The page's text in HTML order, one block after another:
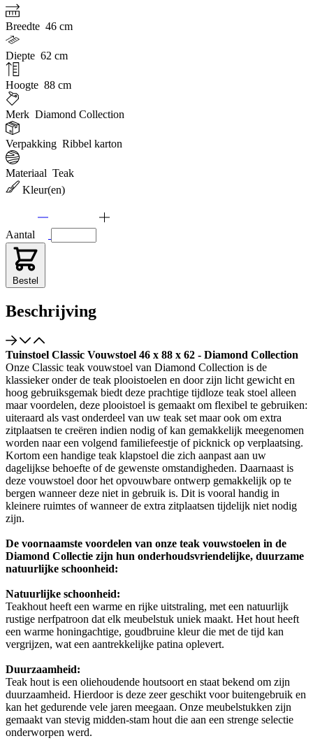
Breedte 46 cm
Diepte 62 cm
Hoogte 88 cm
Merk Diamond Collection
Verpakking Ribbel karton
Materiaal Teak
Kleur(en)
Aantal
Bestel
Beschrijving
Tuinstoel Classic Vouwstoel 46 x 88 x 62 - Diamond Collection
Onze Classic teak vouwstoel van Diamond Collection is de
klassieker onder de teak plooistoelen en door zijn licht gewicht en
hoog gebruiksgemak biedt deze prachtige tijdloze teak stoel alleen
maar voordelen, deze plooistoel is gemaakt om flexibel te gebruiken:
uiteraard als vast onderdeel van uw teak set maar ook om extra
zitplaatsen te creëren indien nodig of kan gemakkelijk meegenomen
worden naar een volgend familiefeestje of picknick op verplaatsing.
Kortom een handige teak klapstoel die zich aanpast aan uw
dagelijkse behoefte of de gewenste omstandigheden. Daarnaast is
deze vouwstoel door het opvouwbare ontwerp gemakkelijk op te
bergen wanneer deze niet in gebruik is. Dit is vooral handig in
kleinere ruimtes of wanneer de extra zitplaatsen tijdelijk niet nodig
zijn.
De voornaamste voordelen van onze teak vouwstoelen in de
Diamond Collectie zijn hun onderhoudsvriendelijke, duurzame
natuurlijke schoonheid:
Natuurlijke schoonheid:
Teakhout heeft een warme en rijke uitstraling, met een natuurlijk
rustige nerfpatroon dat elk meubelstuk uniek maakt. Het hout heeft
een warme honingachtige, goudbruine kleur die met de tijd kan
vergrijzen, wat een aantrekkelijke patina oplevert.
Duurzaamheid:
Teak hout is een oliehoudende houtsoort en staat bekend om zijn
duurzaamheid. Hierdoor is deze zeer geschikt voor buitengebruik en
kan het gedurende vele jaren meegaan. Onze meubelstukken zijn
gemaakt van stevig midden-stam hout die aan een strenge selectie
onderworpen werd.